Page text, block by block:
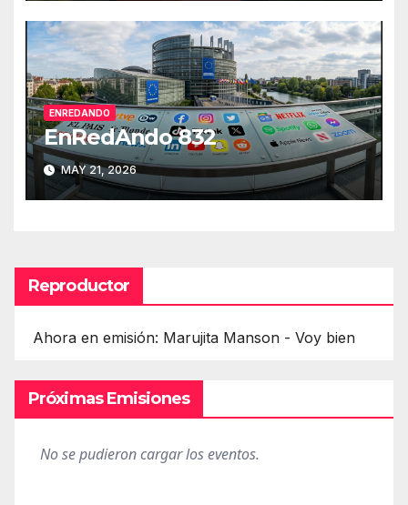
ENREDANDO
EnRedAndo 832
MAY 21, 2026
Reproductor
Ahora en emisión: Marujita Manson - Voy bien
Próximas Emisiones